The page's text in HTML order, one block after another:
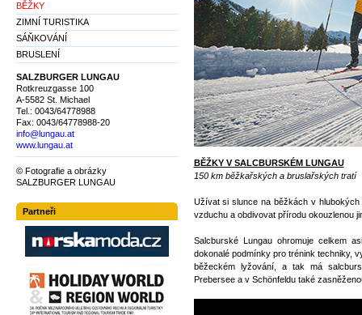
BĚŽKY V SALCBURSKÉM LUNGAU
150 km běžkařských a bruslařských tratí
Užívat si slunce na běžkách v
vzduchu a obdivovat přírodu okouzlenou
Salcburské Lungau ohromuje celkem
dokonalé podmínky pro trénink techniky,
běžeckém lyžování, a tak má
Prebersee a v Schönfeldu také
BĚŽKY
ZIMNÍ TURISTIKA
SÁŇKOVÁNÍ
BRUSLENÍ
SALZBURGER LUNGAU
Rotkreuzgasse 100
A-5582 St. Michael
Tel.: 0043/64778988
Fax: 0043/64778988-20
info@lungau.at
www.lungau.at
© Fotografie a obrázky
SALZBURGER LUNGAU
Partneři